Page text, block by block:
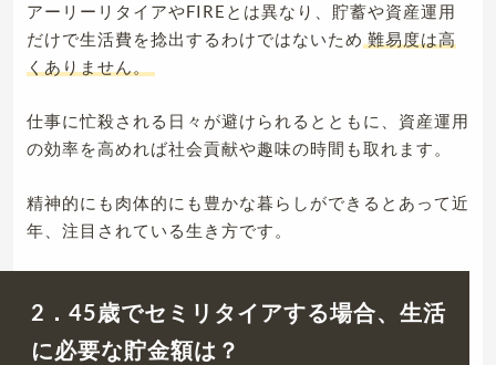
アーリーリタイアやFIREとは異なり、貯蓄や資産運用
だけで生活費を捻出するわけではないため 難易度は高
くありません。
仕事に忙殺される日々が避けられるとともに、資産運用
の効率を高めれば社会貢献や趣味の時間も取れます。
精神的にも肉体的にも豊かな暮らしができるとあって近
年、注目されている生き方です。
2．45歳でセミリタイアする場合、生活
に必要な貯金額は？